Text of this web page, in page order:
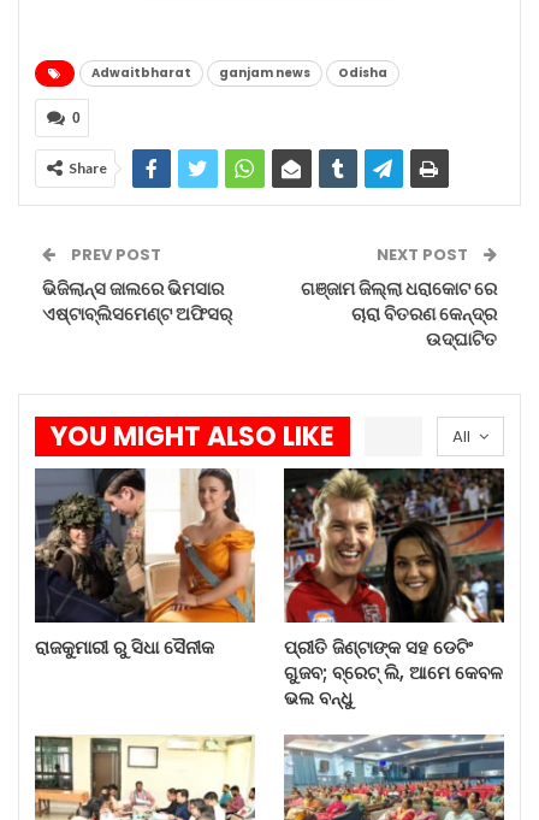
Adwaitbharat ganjam news Odisha
0
Share
PREV POST
ଭିଜିଲାନ୍ସ ଜାଲରେ ଭିମସାର
ଏଷ୍ଟାବ୍ଲିସମେଣ୍ଟ ଅଫିସର୍
NEXT POST
ଗଞ୍ଜାମ ଜିଲ୍ଲା ଧରାକୋଟ ରେ
ଚାରା ବିତରଣ କେନ୍ଦ୍ର
ଉଦ୍ଘାଟିତ
All
YOU MIGHT ALSO LIKE
ରାଜକୁମାରୀ ରୁ ସିଧା ସୈନୀକ
ପ୍ରୀତି ଜିଣ୍ଟାଙ୍କ ସହ ଡେଟିଂ
ଗୁଜବ; ବ୍ରେଟ୍ ଲି, ଆମେ କେବଳ
ଭଲ ବନ୍ଧୁ